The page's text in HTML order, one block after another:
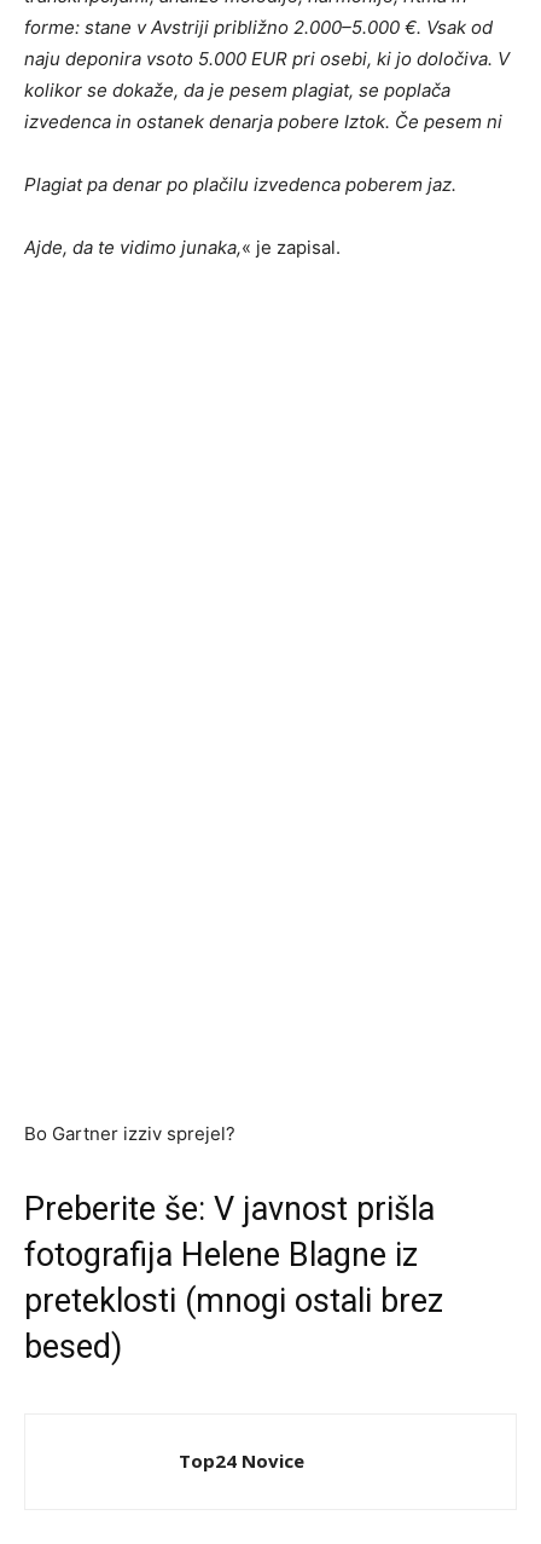
forme: stane v Avstriji približno 2.000–5.000 €. Vsak od
naju deponira vsoto 5.000 EUR pri osebi, ki jo določiva. V
kolikor se dokaže, da je pesem plagiat, se poplača
izvedenca in ostanek denarja pobere Iztok. Če pesem ni
Plagiat pa denar po plačilu izvedenca poberem jaz.
Ajde, da te vidimo junaka,« je zapisal.
Bo Gartner izziv sprejel?
Preberite še: V javnost prišla
fotografija Helene Blagne iz
preteklosti (mnogi ostali brez
besed)
Top24 Novice